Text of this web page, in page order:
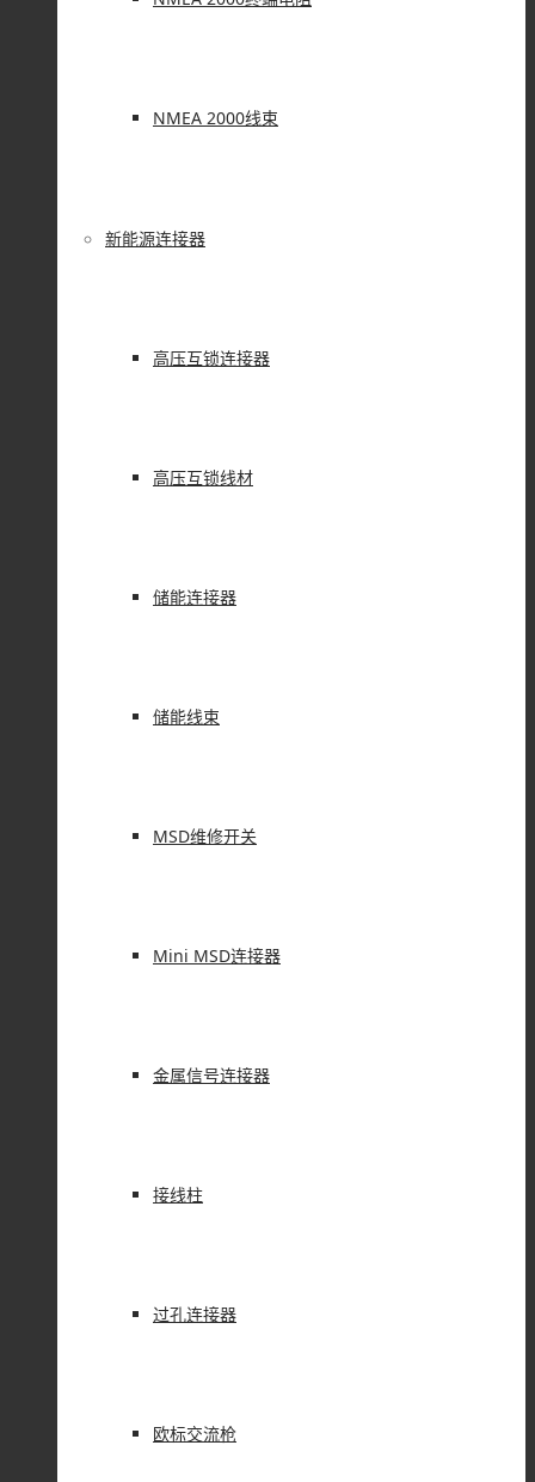
NMEA 2000线束
新能源连接器
高压互锁连接器
高压互锁线材
储能连接器
储能线束
MSD维修开关
Mini MSD连接器
金属信号连接器
接线柱
过孔连接器
欧标交流枪